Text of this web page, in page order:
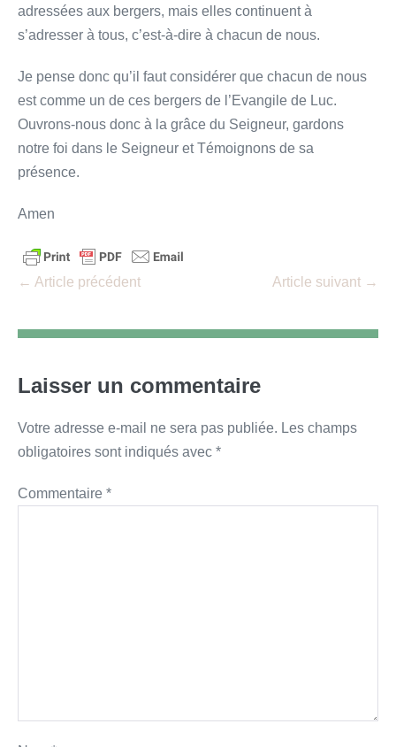
adressées aux bergers, mais elles continuent à
s’adresser à tous, c’est-à-dire à chacun de nous.
Je pense donc qu’il faut considérer que chacun de nous
est comme un de ces bergers de l’Evangile de Luc.
Ouvrons-nous donc à la grâce du Seigneur, gardons
notre foi dans le Seigneur et Témoignons de sa
présence.
Amen
Navigation
← Article précédent Article suivant →
Laisser un commentaire
Votre adresse e-mail ne sera pas publiée. Les champs
obligatoires sont indiqués avec *
Commentaire *